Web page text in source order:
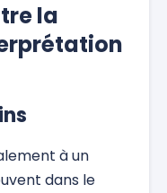
la
à un
dans le